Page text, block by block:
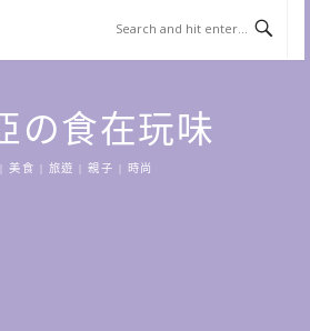
の食在玩味
美食 | 旅遊 | 親子 | 時尚